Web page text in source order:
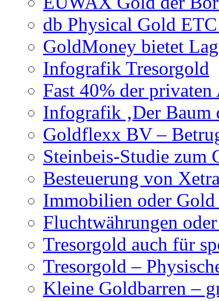
db Physical Gold
GoldMoney bietet
Infografik Tresorgold
Fast 40% der
Infografik ‚Der Baum
Goldflexx BV –
Steinbeis-Studie zum
Besteuerung von
Immobilien oder Gold
Fluchtwährungen
Tresorgold auch für
Tresorgold –
Kleine Goldbarren –